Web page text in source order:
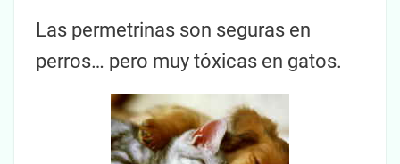
Las permetrinas son seguras en
perros… pero muy tóxicas en gatos.